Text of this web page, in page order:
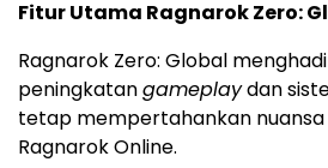
Fitur Utama Ragnarok Zero:
Ragnarok Zero: Global
peningkatangameplaydan
tetap mempertahankan nuansa
Ragnarok Online.